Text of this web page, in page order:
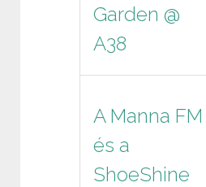
Garden @
A38
A Manna FM
és a
ShoeShine